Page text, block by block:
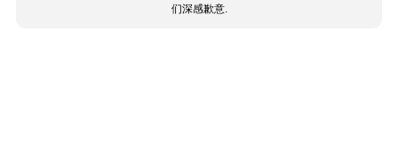
们深感歉意.